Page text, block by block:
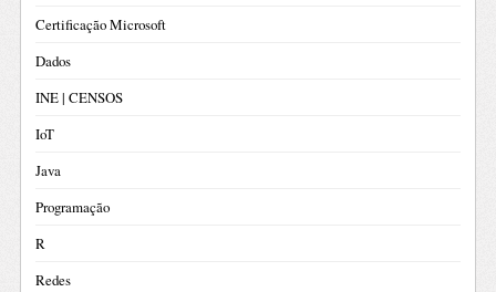
Certificação Microsoft
Dados
INE | CENSOS
IoT
Java
Programação
R
Redes